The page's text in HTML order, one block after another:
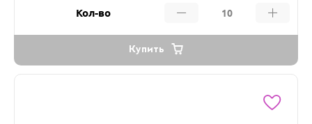
Кол-во
Купить